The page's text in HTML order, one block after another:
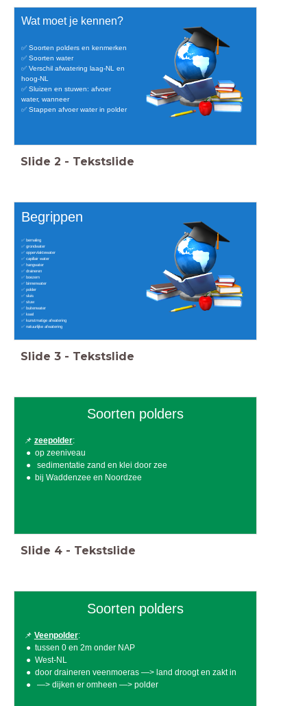
Wat moet je kennen?
✅ Soorten polders en kenmerken
✅ Soorten water
✅ Verschil afwatering laag-NL en
hoog-NL
✅ Sluizen en stuwen: afvoer
water, wanneer
✅ Stappen afvoer water in polder
Slide 2 - Tekstslide
Begrippen
✅ bemaling
✅ grondwater
✅ oppervlaktewater
✅ capillair water
✅ hangwater
✅ draineren
✅ boezem
✅ binnenwater
✅ polder
✅ sluis
✅ stuw
✅ buitenwater
✅ kwel
✅ kunstmatige afwatering
✅ natuurlijke afwatering
Slide 3 - Tekstslide
Soorten polders
📌 zeepolder:
op zeeniveau
sedimentatie zand en klei door zee
bij Waddenzee en Noordzee
Slide 4 - Tekstslide
Soorten polders
📌 Veenpolder:
tussen 0 en 2m onder NAP
West-NL
door draineren veenmoeras —> land droogt en zakt in
—> dijken er omheen —> polder